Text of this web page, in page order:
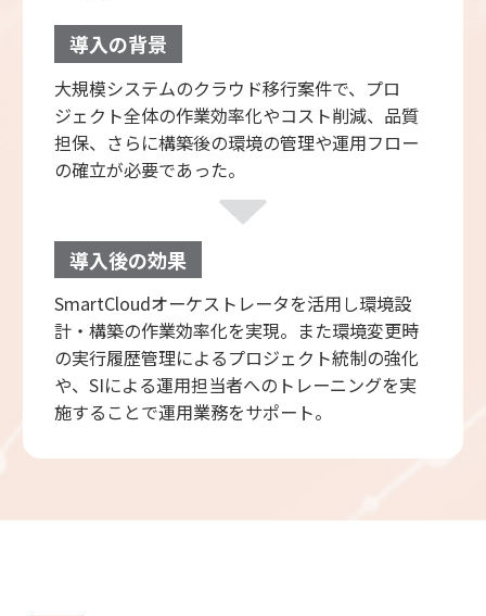
導入の背景
大規模システムのクラウド移行案件で、プロ
ジェクト全体の作業効率化やコスト削減、品質
担保、さらに構築後の環境の管理や運用フロー
の確立が必要であった。
導入後の効果
SmartCloudオーケストレータを活用し環境設
計・構築の作業効率化を実現。また環境変更時
の実行履歴管理によるプロジェクト統制の強化
や、SIによる運用担当者へのトレーニングを実
施することで運用業務をサポート。